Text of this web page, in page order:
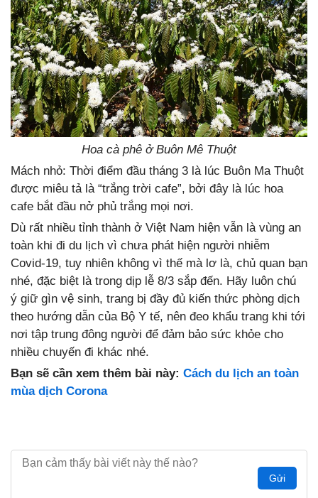
Hoa cà phê ở Buôn Mê Thuột
Mách nhỏ: Thời điểm đầu tháng 3 là lúc Buôn Ma Thuột
được miêu tả là “trắng trời cafe”, bởi đây là lúc hoa
cafe bắt đầu nở phủ trắng mọi nơi.
Dù rất nhiều tỉnh thành ở Việt Nam hiện vẫn là vùng an
toàn khi đi du lịch vì chưa phát hiện người nhiễm
Covid-19, tuy nhiên không vì thế mà lơ là, chủ quan bạn
nhé, đặc biệt là trong dịp lễ 8/3 sắp đến. Hãy luôn chú
ý giữ gìn vệ sinh, trang bị đầy đủ kiến thức phòng dịch
theo hướng dẫn của Bộ Y tế, nên đeo khẩu trang khi tới
nơi tập trung đông người để đảm bảo sức khỏe cho
nhiều chuyến đi khác nhé.
Bạn sẽ cần xem thêm bài này: Cách du lịch an toàn
mùa dịch Corona
Gửi